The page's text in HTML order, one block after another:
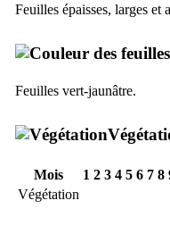
Feuilles épaisses, larges et
Feuilles vert-jaunâtre.
Mois 1 2 3 4 5 6 7 8
Végétation